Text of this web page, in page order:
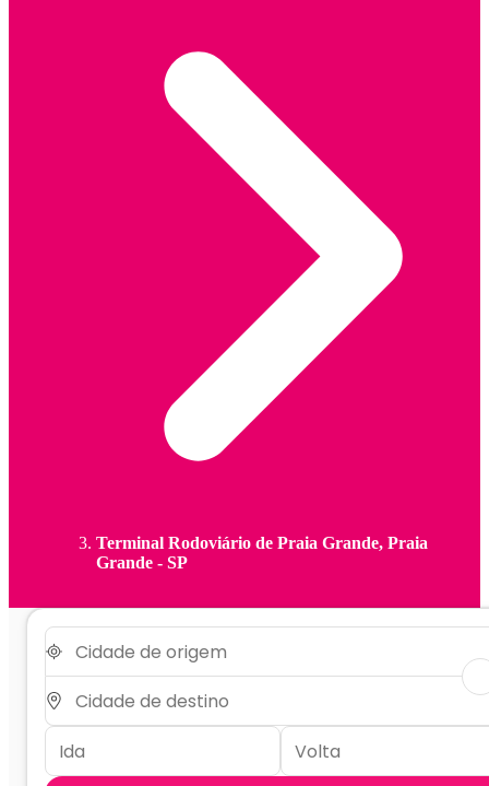
Terminal Rodoviário de Praia Grande, Praia
Grande - SP